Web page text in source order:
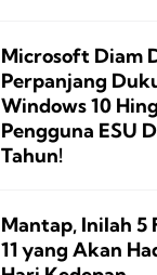
Microsoft Diam
Perpanjang
Windows 10
Pengguna ESU
Tahun!
Mantap, Inilah 5
11 yang Akan